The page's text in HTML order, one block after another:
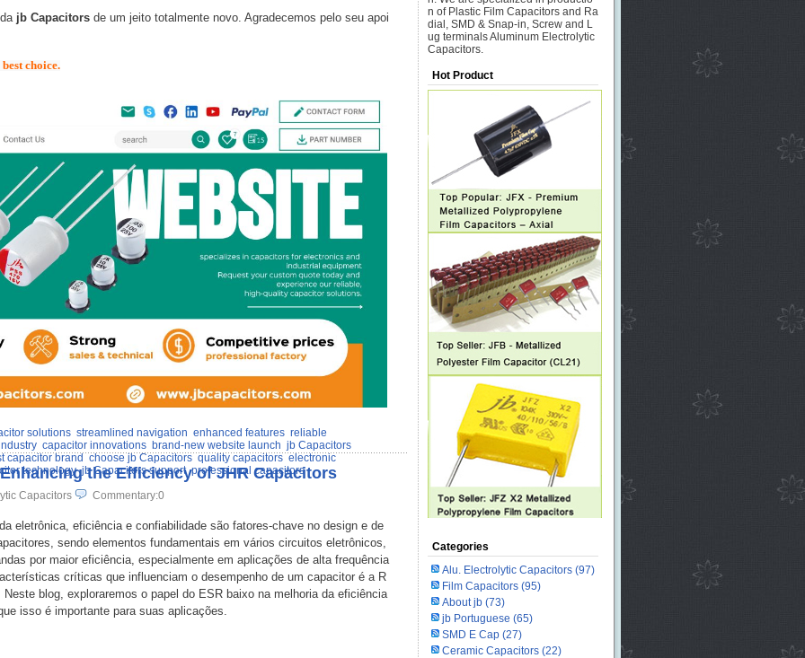
jb Capacitorsde um jeito totalmente novo. Agradecemos pelo seu apoi
choice.
solutions streamlined navigation enhanced features reliable
capacitor innovations brand-new website launch jb Capacitors
capacitor brand choose jb Capacitors quality capacitors electronic
technology jb Capacitors support professional capacitors
the Efficiency of JHR Capacitors
Capacitors Commentary:0
eletrônica, eficiência e confiabilidade são fatores-chave no design e de
sendo elementos fundamentais em vários circuitos eletrônicos,
por maior eficiência, especialmente em aplicações de alta frequência
críticas que influenciam o desempenho de um capacitor é a R
blog, exploraremos o papel do ESR baixo na melhoria da eficiência
isso é importante para suas aplicações.
n of Plastic Film Capacitors and Ra
dial, SMD & Snap-in, Screw and L
ug terminals Aluminum Electrolytic
Capacitors.
Hot Product
Categories
Alu. Electrolytic Capacitors(97)
Film Capacitors(95)
About jb(73)
jb Portuguese (65)
SMD E Cap(27)
Ceramic Capacitors(22)